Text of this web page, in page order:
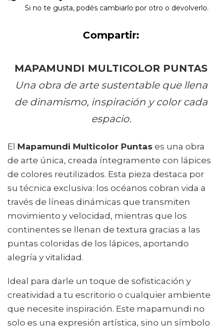
Si no te gusta, podés cambiarlo por otro o devolverlo.
Compartir:
MAPAMUNDI MULTICOLOR PUNTAS
Una obra de arte sustentable que llena
de dinamismo, inspiración y color cada
espacio.
El Mapamundi Multicolor Puntas es una obra
de arte única, creada íntegramente con lápices
de colores reutilizados. Esta pieza destaca por
su técnica exclusiva: los océanos cobran vida a
través de líneas dinámicas que transmiten
movimiento y velocidad, mientras que los
continentes se llenan de textura gracias a las
puntas coloridas de los lápices, aportando
alegría y vitalidad.
Ideal para darle un toque de sofisticación y
creatividad a tu escritorio o cualquier ambiente
que necesite inspiración. Este mapamundi no
solo es una expresión artística, sino un símbolo